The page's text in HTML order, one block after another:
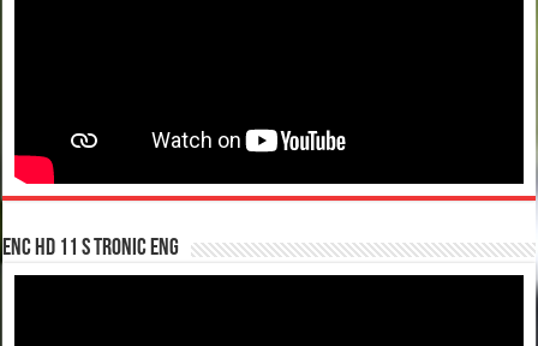
enc hd 11 S tronic ENG